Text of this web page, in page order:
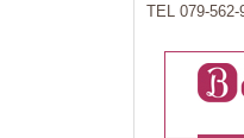
TEL 079-562-